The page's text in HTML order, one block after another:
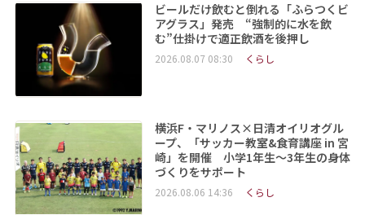
ビールだけ飲むと倒れる「ふらつくビ
アグラス」発売 “強制的に水を飲
む”仕掛けで適正飲酒を後押し
2026.08.07 08:30 くらし
横浜F・マリノス×日清オイリオグル
ープ、「サッカー教室&食育講座 in 宮
崎」を開催 小学1年生～3年生の身体
づくりをサポート
2026.08.06 14:36 くらし